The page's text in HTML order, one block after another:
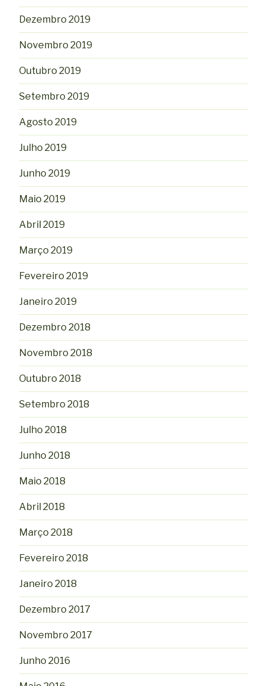
Dezembro 2019
Novembro 2019
Outubro 2019
Setembro 2019
Agosto 2019
Julho 2019
Junho 2019
Maio 2019
Abril 2019
Março 2019
Fevereiro 2019
Janeiro 2019
Dezembro 2018
Novembro 2018
Outubro 2018
Setembro 2018
Julho 2018
Junho 2018
Maio 2018
Abril 2018
Março 2018
Fevereiro 2018
Janeiro 2018
Dezembro 2017
Novembro 2017
Junho 2016